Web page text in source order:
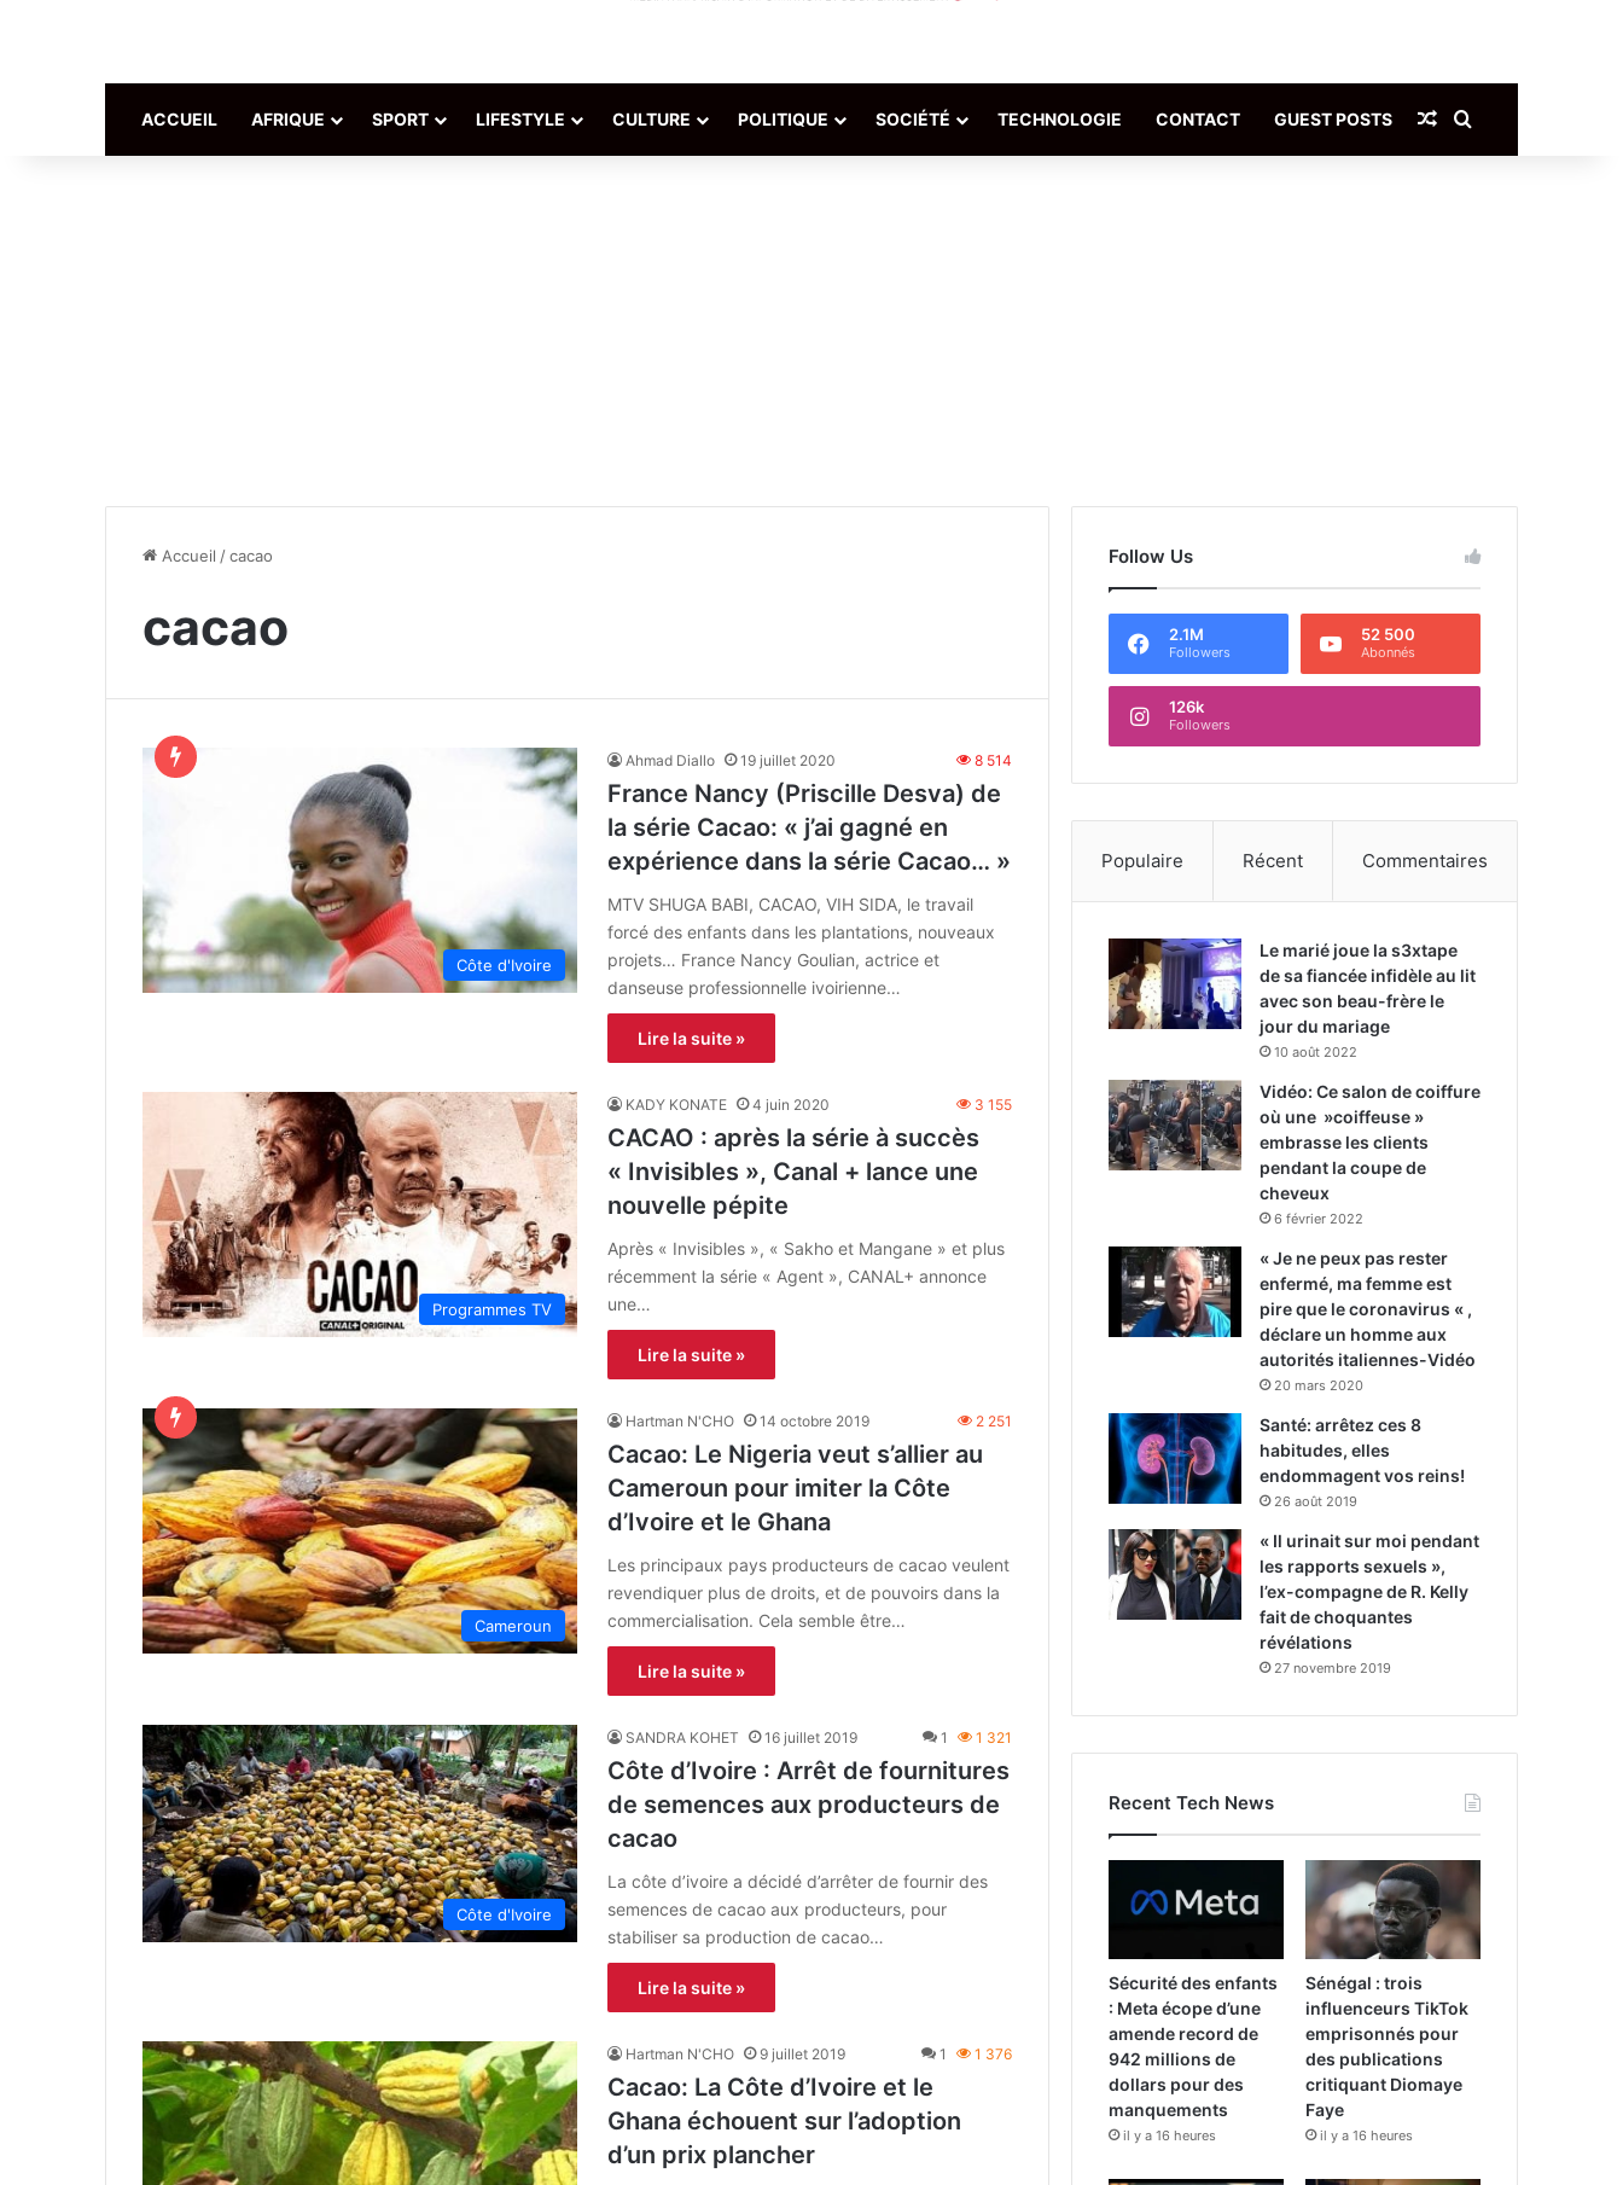
ACCUEIL AFRIQUE SPORT LIFESTYLE CULTURE POLITIQUE SOCIÉTÉ TECHNOLOGIE CONTACT GUEST POSTS Article Aléatoire
Accueil /cacao
cacao
Côte d'Ivoire
Ahmad Diallo 19 juillet 2020 8 514
France Nancy (Priscille Desva) de
la série Cacao: « j’ai gagné en
expérience dans la série Cacao… »
MTV SHUGA BABI, CACAO, VIH SIDA, le travail
forcé des enfants dans les plantations, nouveaux
projets… France Nancy Goulian, actrice et
danseuse professionnelle ivoirienne…
Lire la suite »
Programmes TV
KADY KONATE 4 juin 2020 3 155
CACAO : après la série à succès
« Invisibles », Canal + lance une
nouvelle pépite
Après « Invisibles », « Sakho et Mangane » et plus
récemment la série « Agent », CANAL+ annonce
une…
Lire la suite »
Cameroun
Hartman N'CHO 14 octobre 2019 2 251
Cacao: Le Nigeria veut s’allier au
Cameroun pour imiter la Côte
d’Ivoire et le Ghana
Les principaux pays producteurs de cacao veulent
revendiquer plus de droits, et de pouvoirs dans la
commercialisation. Cela semble être…
Lire la suite »
Côte d'Ivoire
SANDRA KOHET 16 juillet 2019 1 1 321
Côte d’Ivoire : Arrêt de fournitures
de semences aux producteurs de
cacao
La côte d’ivoire a décidé d’arrêter de fournir des
semences de cacao aux producteurs, pour
stabiliser sa production de cacao…
Lire la suite »
Hartman N'CHO 9 juillet 2019 1 1 376
Cacao: La Côte d’Ivoire et le
Ghana échouent sur l’adoption
d’un prix plancher
Follow Us
2.1M
Followers
52 500
Abonnés
126k
Followers
Populaire Récent Commentaires
Le marié joue la s3xtape
de sa fiancée infidèle au lit
avec son beau-frère le
jour du mariage
10 août 2022
Vidéo: Ce salon de coiffure
où une »coiffeuse »
embrasse les clients
pendant la coupe de
cheveux
6 février 2022
« Je ne peux pas rester
enfermé, ma femme est
pire que le coronavirus « ,
déclare un homme aux
autorités italiennes-Vidéo
20 mars 2020
Santé: arrêtez ces 8
habitudes, elles
endommagent vos reins!
26 août 2019
« Il urinait sur moi pendant
les rapports sexuels »,
l’ex-compagne de R. Kelly
fait de choquantes
révélations
27 novembre 2019
Recent Tech News
Sécurité des enfants
: Meta écope d’une
amende record de
942 millions de
dollars pour des
manquements
il y a 16 heures
Sénégal : trois
influenceurs TikTok
emprisonnés pour
des publications
critiquant Diomaye
Faye
il y a 16 heures